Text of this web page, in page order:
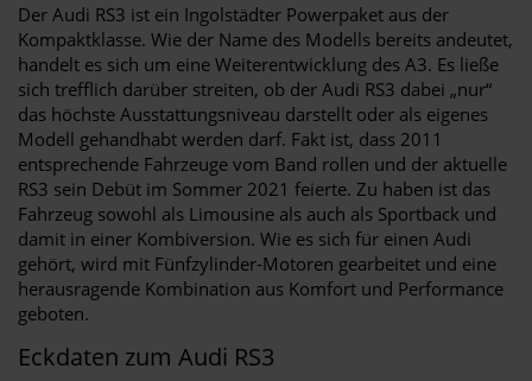
Der Audi RS3 ist ein Ingolstädter Powerpaket aus der
Kompaktklasse. Wie der Name des Modells bereits andeutet,
handelt es sich um eine Weiterentwicklung des A3. Es ließe
sich trefflich darüber streiten, ob der Audi RS3 dabei „nur“
das höchste Ausstattungsniveau darstellt oder als eigenes
Modell gehandhabt werden darf. Fakt ist, dass 2011
entsprechende Fahrzeuge vom Band rollen und der aktuelle
RS3 sein Debüt im Sommer 2021 feierte. Zu haben ist das
Fahrzeug sowohl als Limousine als auch als Sportback und
damit in einer Kombiversion. Wie es sich für einen Audi
gehört, wird mit Fünfzylinder-Motoren gearbeitet und eine
herausragende Kombination aus Komfort und Performance
geboten.
Eckdaten zum Audi RS3